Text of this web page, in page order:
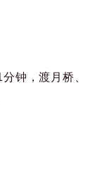
钟，渡月桥、